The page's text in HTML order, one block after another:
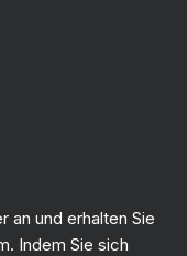
an und erhalten Sie
Indem Sie sich